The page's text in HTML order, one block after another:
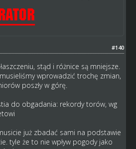
#140
stąd i różnice są mniejsze.
wprowadzić trochę zmian,
poszły w górę.
do obgadania: rekordy torów, wg
już zbadać sami na podstawie
tyle że to nie wpływ pogody jako